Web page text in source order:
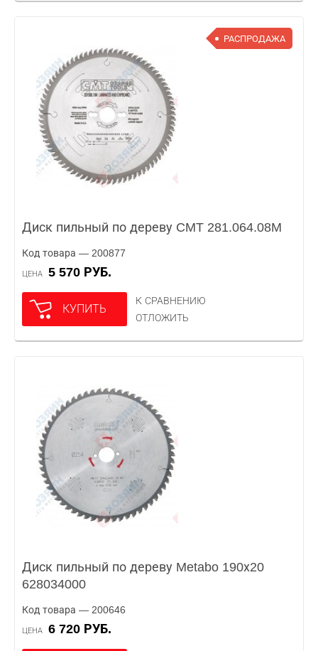
РАСПРОДАЖА
Диск пильный по дереву CMT 281.064.08M
Код товара — 200877
ЦЕНА 5 570 РУБ.
КУПИТЬ
К СРАВНЕНИЮ
ОТЛОЖИТЬ
Диск пильный по дереву Metabo 190х20
628034000
Код товара — 200646
ЦЕНА 6 720 РУБ.